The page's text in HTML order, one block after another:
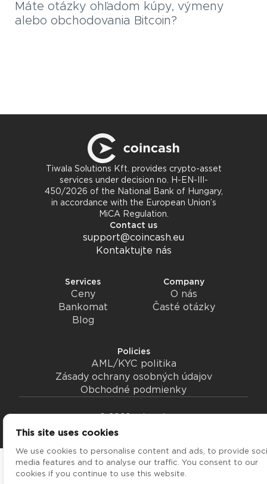
Máte otázky ohľadom kúpy, výmeny
alebo obchodovania Bitcoin?
Tiwala Solutions Kft. provides crypto-asset
services under decision no. H-EN-III-
450/2026 of the National Bank of Hungary,
in accordance with the European Union’s
MiCA Regulation.
Contact us
support@coincash.eu
Kontaktujte nás
Services
Ceny
Bankomat
Blog
Company
O nás
Časté otázky
Policies
AML/KYC politika
Zásady ochrany osobných údajov
Obchodné podmienky
© 2026 coincash
Podmienky používania
This site uses cookies
We use cookies to personalise content and ads, to provide
media features and to analyse our traffic. You consent to our
cookies if you continue to use this website.